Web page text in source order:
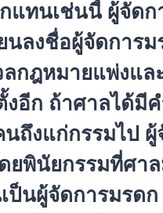
แทนเช่นนี้ ผู้จัดก
นลงชื่อผู้จัดการ
กฎหมายแพ่งแ
อีก ถ้าศาลได้มี
นถึงแก่กรรมไป
ยพินัยกรรมที่ศา
ป็นผู้จัดการมรด